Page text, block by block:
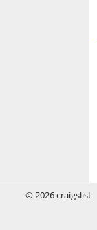
© 2026 craigslist